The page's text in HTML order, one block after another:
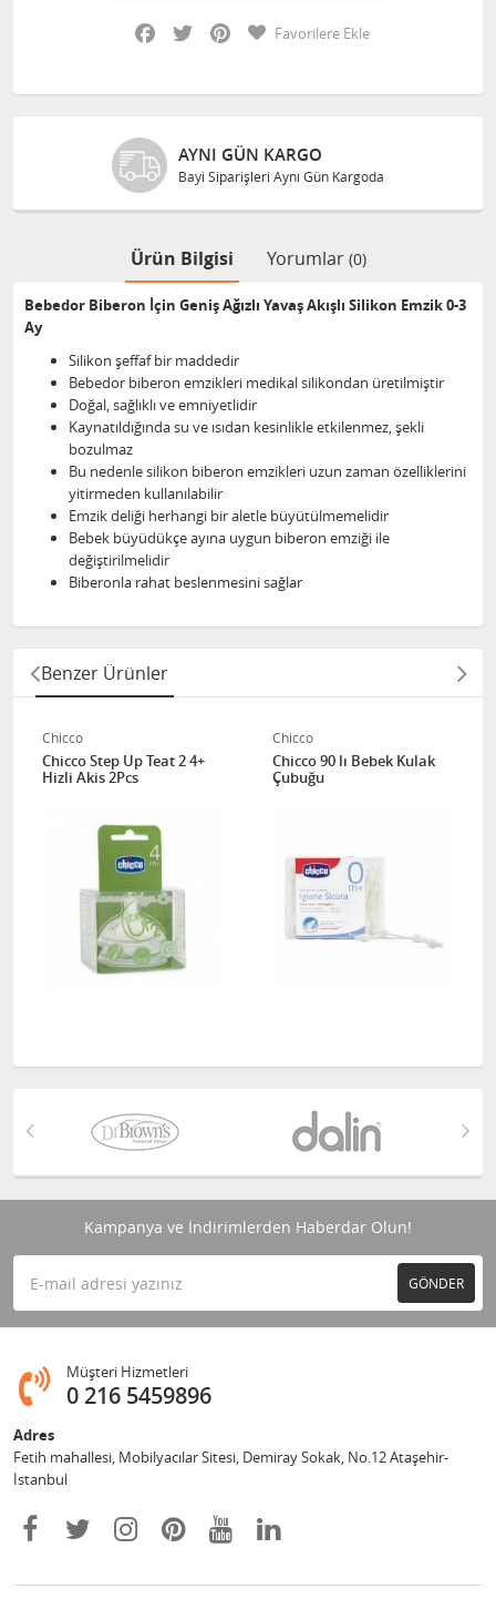
Facebook
Twitter PinterestFavorilere Ekle
AYNI GÜN KARGO
Bayi Siparişleri Aynı Gün Kargoda
Ürün Bilgisi Yorumlar (0)
Bebedor Biberon İçin Geniş Ağızlı Yavaş Akışlı Silikon Emzik 0-3
Ay
Silikon şeffaf bir maddedir
Bebedor biberon emzikleri medikal silikondan üretilmiştir
Doğal, sağlıklı ve emniyetlidir
Kaynatıldığında su ve ısıdan kesinlikle etkilenmez, şekli
bozulmaz
Bu nedenle silikon biberon emzikleri uzun zaman özelliklerini
yitirmeden kullanılabilir
Emzik deliği herhangi bir aletle büyütülmemelidir
Bebek büyüdükçe ayına uygun biberon emziği ile
değiştirilmelidir
Biberonla rahat beslenmesini sağlar
Benzer Ürünler
Chicco
Chicco Step Up Teat 2 4+
Hizli Akis 2Pcs
Chicco
Chicco 90 lı Bebek Kulak
Çubuğu
Kampanya ve İndirimlerden Haberdar Olun!
GÖNDER
Müşteri Hizmetleri
0 216 5459896
Adres
Fetih mahallesi, Mobilyacılar Sitesi, Demiray Sokak, No.12 Ataşehir-
İstanbul